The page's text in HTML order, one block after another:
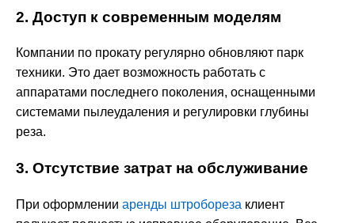
2. Доступ к современным моделям
Компании по прокату регулярно обновляют парк
техники. Это дает возможность работать с
аппаратами последнего поколения, оснащенными
системами пылеудаления и регулировки глубины
реза.
3. Отсутствие затрат на обслуживание
При оформлении аренды штробореза клиент